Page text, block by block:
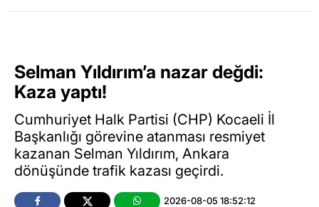
Selman Yıldırım’a nazar değdi:
Kaza yaptı!
Cumhuriyet Halk Partisi (CHP) Kocaeli İl
Başkanlığı görevine atanması resmiyet
kazanan Selman Yıldırım, Ankara
dönüşünde trafik kazası geçirdi.
2026-08-05 18:52:12